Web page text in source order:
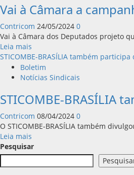
eveneto
do
Abril
Verde:
Mundial
da
Segurança
Saúde
Trabalho
Vai à Câmara a
Contricom 24/05/2024 0
Vai à Câmara dos Deputados projeto
Leia mais
mais
sobre
Vai
Câmara
a
campanha
Abril
de
prevenção
de
STICOMBE-BRASÍLIA também
Boletim
Notícias Sindicais
STICOMBE-BRASÍLIA
Contricom 08/04/2024 0
O STICOMBE-BRASÍLIA também
Leia mais
mais
sobre
STICOMBE-
Pesquisar